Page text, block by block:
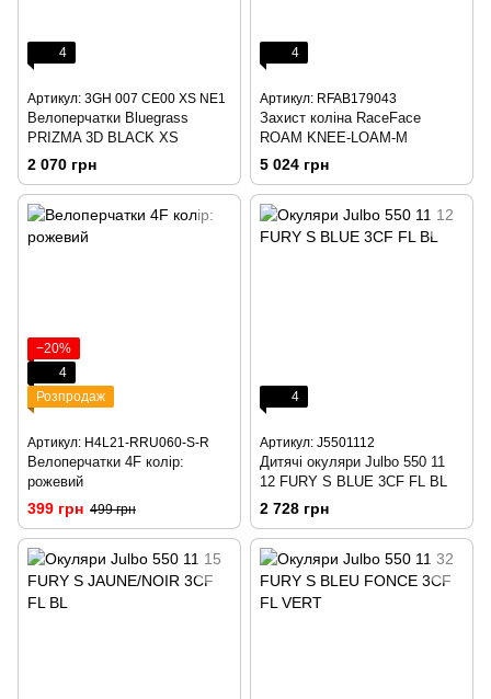
4
Артикул: 3GH 007 CE00 XS NE1
Велоперчатки Bluegrass
PRIZMA 3D BLACK XS
2 070 грн
4
Артикул: RFAB179043
Захист коліна RaceFace
ROAM KNEE-LOAM-M
5 024 грн
−20%
4
Розпродаж
Артикул: H4L21-RRU060-S-R
Велоперчатки 4F колір:
рожевий
399 грн 499 грн
4
Артикул: J5501112
Дитячі окуляри Julbo 550 11
12 FURY S BLUE 3CF FL BL
2 728 грн